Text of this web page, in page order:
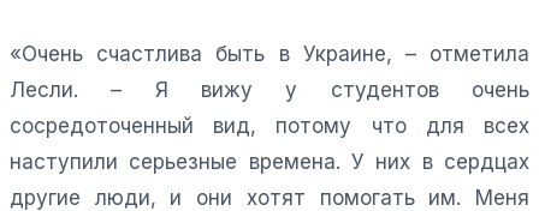
«Очень счастлива быть в Украине, – отметила
Лесли. – Я вижу у студентов очень
сосредоточенный вид, потому что для всех
наступили серьезные времена. У них в сердцах
другие люди, и они хотят помогать им. Меня